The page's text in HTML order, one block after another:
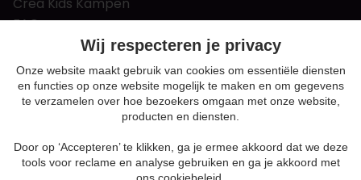
Crea Kids Kampen
FAQ
Tips & tricks
Contact
Nieuws & Vacatures
Algemene voorwaarden
Wij respecteren je privacy
Onze website maakt gebruik van cookies om essentiële diensten
en functies op onze website mogelijk te maken en om gegevens
te verzamelen over hoe bezoekers omgaan met onze website,
producten en diensten.
Door op ‘Accepteren’ te klikken, ga je ermee akkoord dat we deze
tools voor reclame en analyse gebruiken en ga je akkoord met